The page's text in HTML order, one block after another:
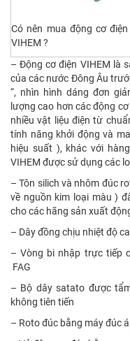
Có nên mua động cơ
VIHEM ?
– Động cơ điện VIHEM là
của các nước Đông Âu
“, nhìn hình dáng đơn
lượng cao hơn các động
nhiều vật liệu điện từ
tính năng khởi động và
hiệu suất ), khác với
VIHEM được sử dụng các
– Tôn silich và nhôm đúc
về nguồn kim loại màu )
cho các hãng sản xuất
– Dây đồng chịu nhiệt độ
– Vòng bi nhập trực tiếp
FAG
– Bộ dây satato được
không tiên tiến
– Roto đúc bằng máy đúc